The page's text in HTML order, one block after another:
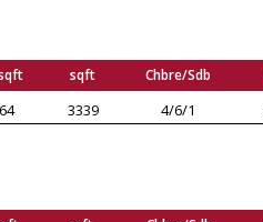
sqft Chbre/Sdb
3339 4/6/1